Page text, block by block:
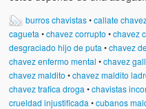
burros chavistas•callate
cagueta •chavez corrupto •chavez
desgraciado hijo de puta •chavez
chavez enfermo mental •chavez
chavez maldito •chavez maldito
chavez trafica droga •chavistas
crueldad injustificada •cubanos